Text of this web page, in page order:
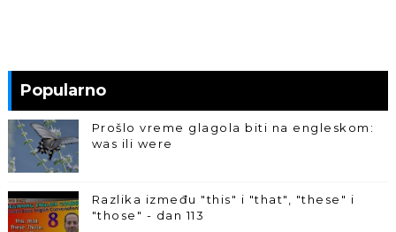
Popularno
Prošlo vreme glagola biti na engleskom:
was ili were
Razlika između "this" i "that", "these" i
"those" - dan 113